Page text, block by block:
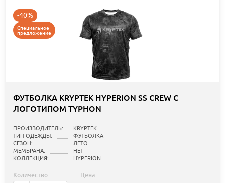
-40%
Специальное
предложение
ФУТБОЛКА KRYPTEK HYPERION SS CREW С
ЛОГОТИПОМ TYPHON
ПРОИЗВОДИТЕЛЬ:
KRYPTEK
ТИП ОДЕЖДЫ:
ФУТБОЛКА
СЕЗОН:
ЛЕТО
МЕМБРАНА:
НЕТ
КОЛЛЕКЦИЯ:
HYPERION
Количество: Цена: